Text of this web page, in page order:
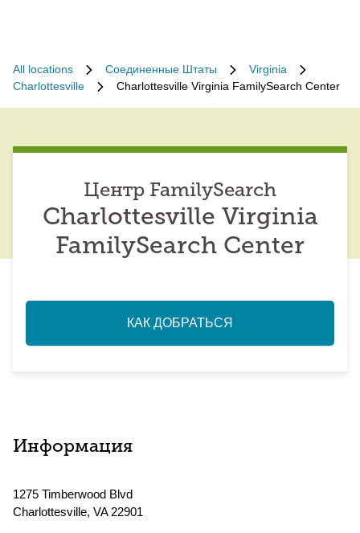
All locations Соединенные Штаты
Virginia
Charlottesville
Charlottesville Virginia FamilySearch Center
Центр FamilySearch
Charlottesville Virginia
FamilySearch Center
КАК ДОБРАТЬСЯ
Информация
1275 Timberwood Blvd
Charlottesville, VA22901